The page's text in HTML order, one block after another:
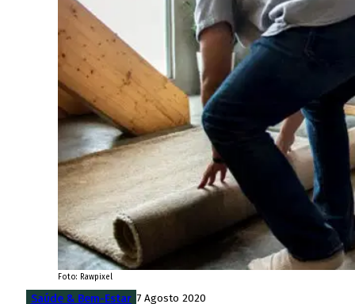
Foto: Rawpixel
Saúde & Bem-Estar 7 Agosto 2020